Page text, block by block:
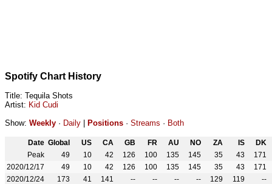
Spotify Chart History
Title: Tequila Shots
Artist: Kid Cudi
Show: Weekly · Daily Positions · Streams · Both
Date Global US CA GB FR AU NO ZA IS
DK
Peak
49 10 42 126 100 135 145 35 43
171
2020/12/17
49 10 42 126 100 135 145 35 43
171
2020/12/24
173 41 141 -- -- -- -- 129 119
--